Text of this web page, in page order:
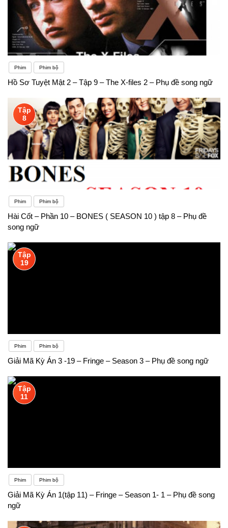
Phim Phim bộ
Hồ Sơ Tuyệt Mật 2 – Tập 9 – The X-files 2 – Phụ đề song ngữ
Tập
8
Phim Phim bộ
Hài Cốt – Phần 10 – BONES ( SEASON 10 ) tập 8 – Phụ đề
song ngữ
Tập
19
Phim Phim bộ
Giải Mã Kỳ Án 3 -19 – Fringe – Season 3 – Phụ đề song ngữ
Tập
11
Phim Phim bộ
Giải Mã Kỳ Án 1(tập 11) – Fringe – Season 1- 1 – Phụ đề song
ngữ